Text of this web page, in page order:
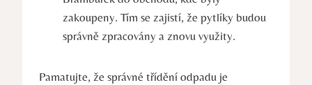
zakoupeny. Tím se zajistí, že pytlíky budou
správně zpracovány a znovu využity.
Pamatujte, že správné třídění odpadu je